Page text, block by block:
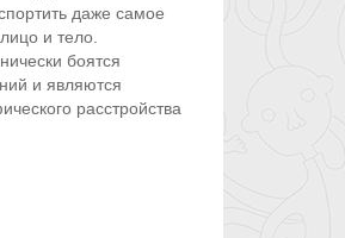
даже самое
и тело.
боятся
и являются
расстройства